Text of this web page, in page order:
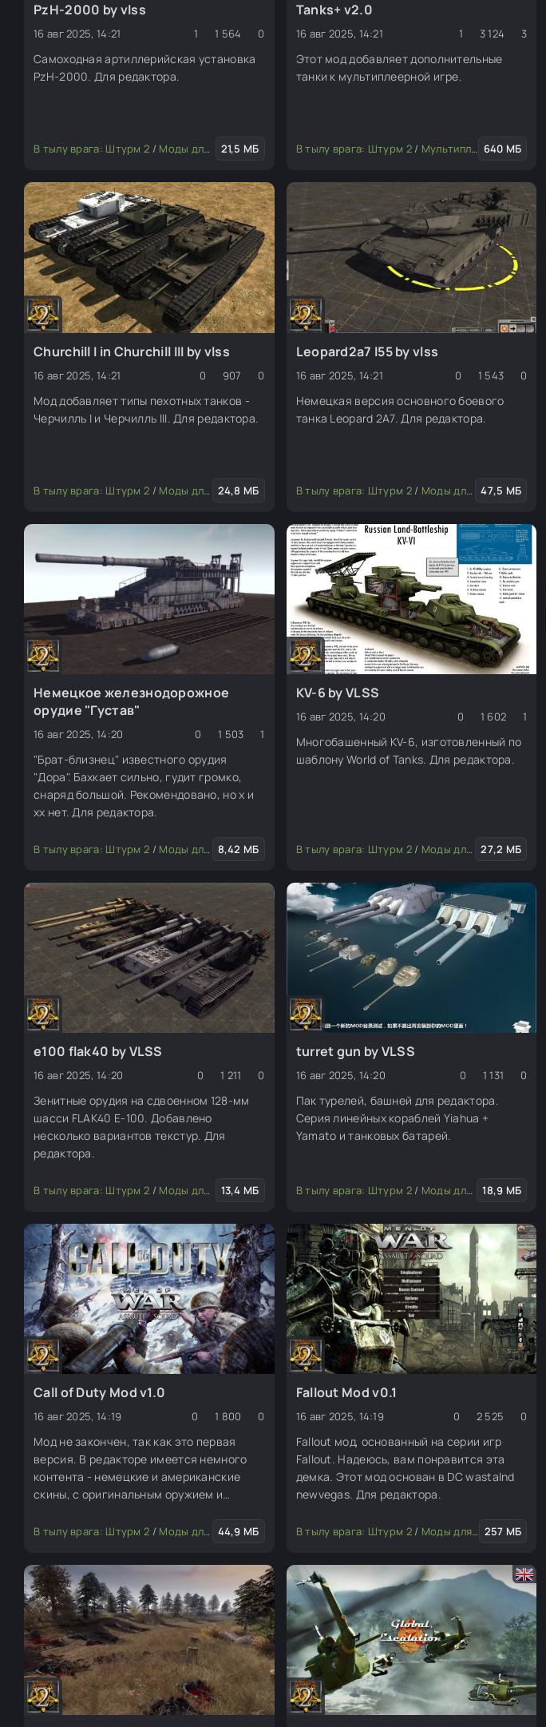
PzH-2000 by vlss
16 авг 2025, 14:21 1 1 564 0
Самоходная артиллерийская установка
PzH-2000. Для редактора.
В тылу врага: Штурм 2 / Моды для редактора Транспорт
21,5 МБ
Tanks+ v2.0
16 авг 2025, 14:21 1 3 124 3
Этот мод добавляет дополнительные
танки к мультиплеерной игре.
В тылу врага: Штурм 2/ Мультиплеерные моды 640 МБ
Churchill I in Churchill III by vlss
16 авг 2025, 14:21 0 907 0
Мод добавляет типы пехотных танков -
Черчилль I и Черчилль III. Для редактора.
В тылу врага: Штурм 2 / Моды для редактора Транспорт
24,8 МБ
Leopard2a7 l55 by vlss
16 авг 2025, 14:21 0 1 543 0
Немецкая версия основного боевого
танка Leopard 2A7. Для редактора.
В тылу врага: Штурм 2/ Моды для редактора 47,5 МБ
Немецкое железнодорожное
орудие "Густав"
16 авг 2025, 14:20 0 1 503 1
"Брат-близнец" известного орудия
"Дора". Бахкает сильно, гудит громко,
снаряд большой. Рекомендовано, но х и
хх нет. Для редактора.
В тылу врага: Штурм 2 / Моды для редактора Транспорт
8,42 МБ
KV-6 by VLSS
16 авг 2025, 14:20 0 1 602 1
Многобашенный KV-6, изготовленный по
шаблону World of Tanks. Для редактора.
В тылу врага: Штурм 2/ Моды для редактора 27,2 МБ
e100 flak40 by VLSS
16 авг 2025, 14:20 0 1 211 0
Зенитные орудия на сдвоенном 128-мм
шасси FLAK40 E-100. Добавлено
несколько вариантов текстур. Для
редактора.
В тылу врага: Штурм 2 / Моды для редактора Транспорт
13,4 МБ
turret gun by VLSS
16 авг 2025, 14:20 0 1 131 0
Пак турелей, башней для редактора.
Серия линейных кораблей Yiahua +
Yamato и танковых батарей.
В тылу врага: Штурм 2/ Моды для редактора 18,9 МБ
Call of Duty Mod v1.0
16 авг 2025, 14:19 0 1 800 0
Мод не закончен, так как это первая
версия. В редакторе имеется немного
контента - немецкие и американские
скины, с оригинальным оружием и
карты из кампании США (открыть их
В тылу врага: Штурм 2 / Моды для редактора 44,9 МБ
Fallout Mod v0.1
16 авг 2025, 14:19 0 2 525 0
Fallout мод, основанный на серии игр
Fallout. Надеюсь, вам понравится эта
демка. Этот мод основан в DC wastalnd
newvegas. Для редактора.
В тылу врага: Штурм 2/ Моды для редактора 257 МБ